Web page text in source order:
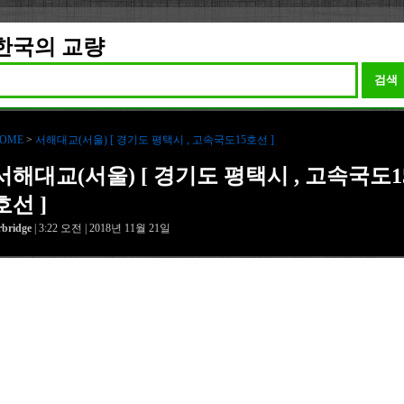
국의 교량
검색
> 서해대교(서울) [ 경기도 평택시 , 고속국도15호선 ]
해대교(서울) [ 경기도 평택시 , 고속국도
선 ]
| 3:22 오전 | 2018년 11월 21일